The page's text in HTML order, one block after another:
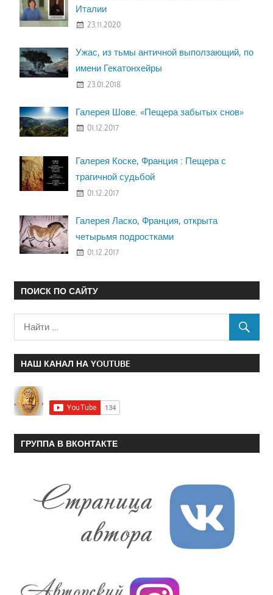
Италии
23.11.2020
Ужас, из тьмы античной выползающий, по
имени Гекатонхейры
23.01.2018
Галерея Шове. «Пещера забытых снов»
01.12.2017
Галерея Коске, Франция : Пещера с
трагичной судьбой
01.12.2017
Галерея Ласко, Франция, открыта
четырьмя подростками
01.12.2017
ПОИСК ПО САЙТУ
НАШ КАНАЛ НА YOUTUBE
ГРУППА В ВКОНТАКТЕ